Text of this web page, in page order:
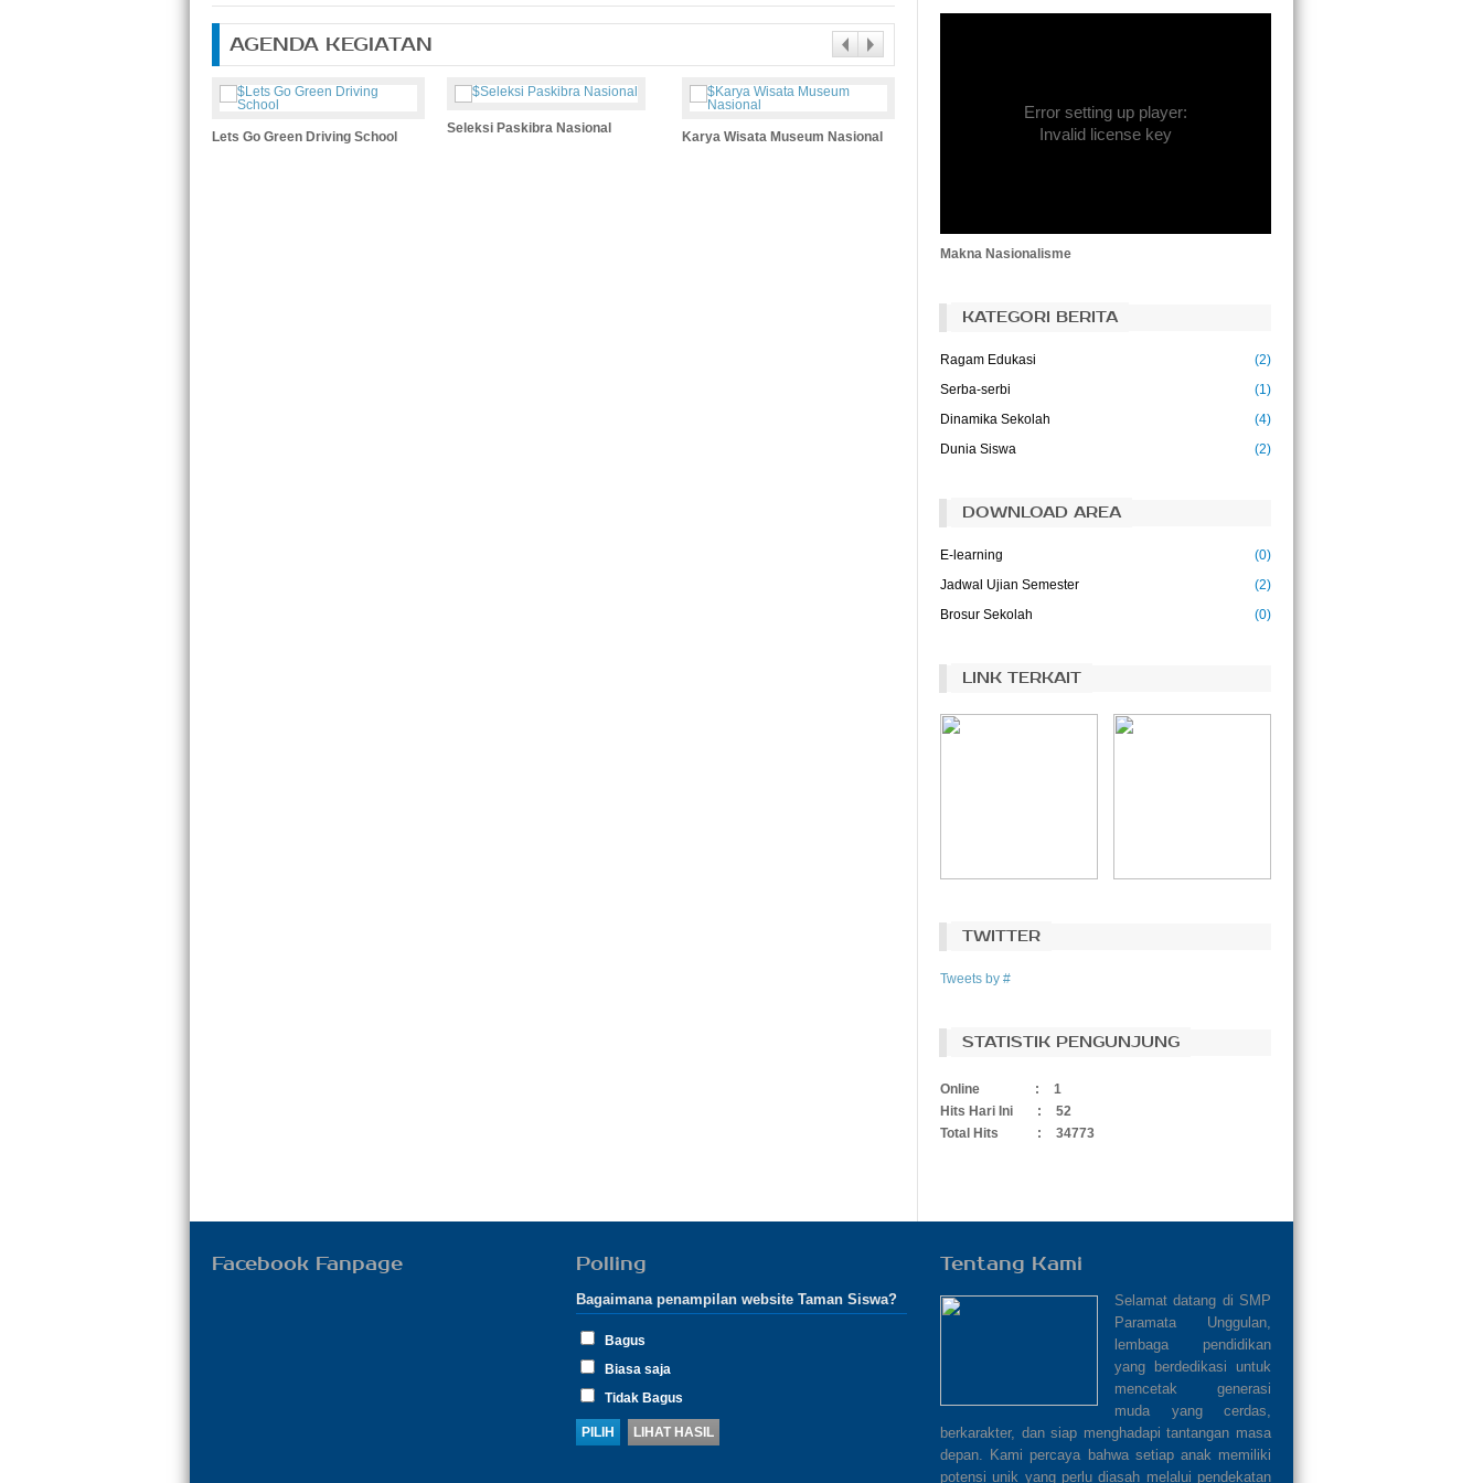
AGENDA KEGIATAN
Lets Go Green Driving School
Seleksi Paskibra Nasional
Karya Wisata Museum Nasional
Buku adalah pengusung peradaban.
(Rizal Faizal)
Error setting up player:
Invalid license key
Makna Nasionalisme
KATEGORI BERITA
Ragam Edukasi
(2)
Serba-serbi
(1)
Dinamika Sekolah
(4)
Dunia Siswa
(2)
DOWNLOAD AREA
E-learning
(0)
Jadwal Ujian Semester
(2)
Brosur Sekolah
(0)
LINK TERKAIT
TWITTER
Tweets by #
STATISTIK PENGUNJUNG
Online :
1
Hits Hari Ini
:
52
Total Hits
: 34773
Facebook Fanpage Polling
Bagaimana penampilan website Taman Siswa?
Bagus
Biasa saja
Tidak Bagus
Tentang Kami
Selamat datang di SMP
Paramata Unggulan,
lembaga pendidikan
yang berdedikasi untuk
mencetak generasi
muda yang cerdas,
berkarakter, dan siap menghadapi tantangan masa
depan. Kami percaya bahwa setiap anak memiliki
potensi unik yang perlu diasah melalui pendekatan